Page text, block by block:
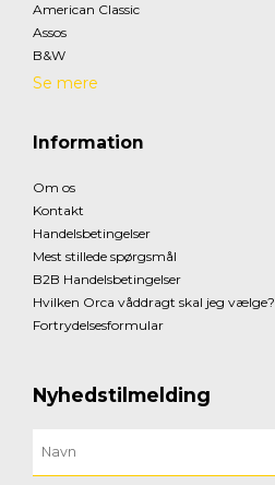
American Classic
Assos
B&W
Se mere
Information
Om os
Kontakt
Handelsbetingelser
Mest stillede spørgsmål
B2B Handelsbetingelser
Hvilken Orca våddragt skal jeg vælge?
Fortrydelsesformular
Nyhedstilmelding